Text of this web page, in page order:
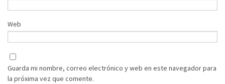
Web
Guarda mi nombre, correo electrónico y web en este navegador para
la próxima vez que comente.